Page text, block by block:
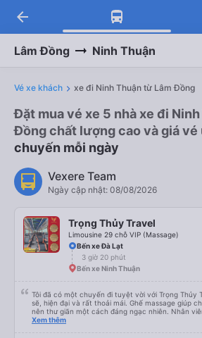
arrow_back
Lâm Đồng Ninh Thuận
Vé xe khách xe đi Ninh Thuận từ Lâm Đồng
Đặt mua vé xe 5 nhà xe đi
Đồng chất lượng cao và giá vé
chuyến mỗi ngày
Vexere Team
Ngày cập nhật: 08/08/2026
Trọng Thủy Travel
Limousine 29 chỗ VIP (Massage)
Bến xe Đà Lạt
3 giờ 20 phút
Bến xe Ninh Thuận
Tôi đã có một chuyến đi tuyệt vời với Trọng Thủy
sẽ, hiện đại và rất thoải mái. Ghế massage giúp
nên thư giãn một cách đáng ngạc nhiên. Nhân
tình, tài xế cẩn thận và chuyên nghiệp, mọi thứ
Xem thêm